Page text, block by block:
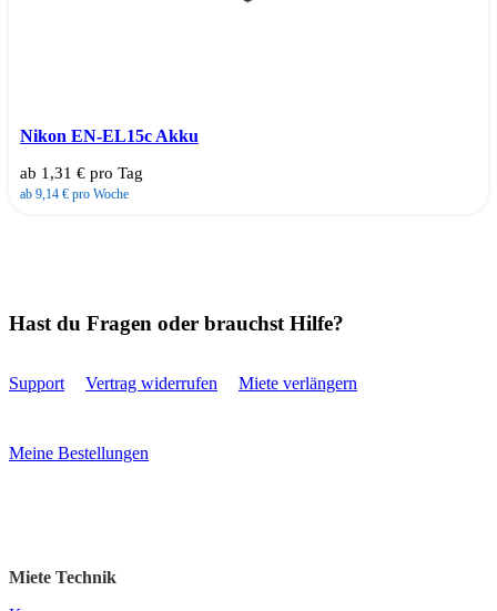
Nikon EN-EL15c Akku
ab 1,31 € pro Tag
ab 9,14 € pro Woche
Hast du Fragen oder brauchst Hilfe?
Support Vertrag widerrufen Miete verlängern
Meine Bestellungen
Miete Technik